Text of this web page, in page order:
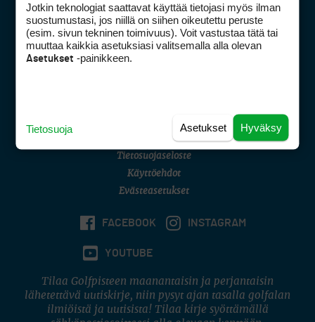
Golfpisteen yhteystiedot
DSA avoimuusraportti
Asiakaspalvelu
(digi) digi@otavamedia.fi
Tietosuojaseloste
Käyttöehdot
Evästeasetukset
FACEBOOK INSTAGRAM
YOUTUBE
Tilaa Golfpisteen maanantaisin ja perjantaisin
lähetettävä uutiskirje, niin pysyt ajan tasalla golfalan
ilmiöistä ja uutisista! Tilaa kirje syöttämällä
Jotkin teknologiat saattavat käyttää tietojasi myös ilman
suostumustasi, jos niillä on siihen oikeutettu peruste
(esim. sivun tekninen toimivuus). Voit vastustaa tätä tai
muuttaa kaikkia asetuksiasi valitsemalla alla olevan
Asetukset -painikkeen.
Hyväksy
Asetukset
Tietosuoja